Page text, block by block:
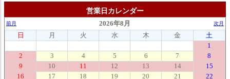
営業日カレンダー